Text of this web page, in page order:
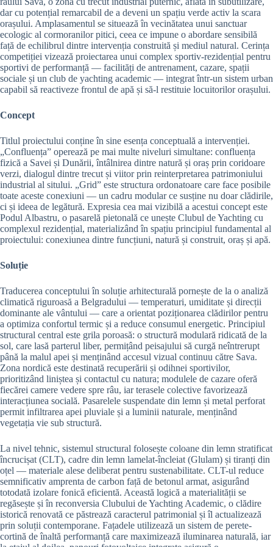
dar cu potențial remarcabil de a deveni un spațiu verde activ la scara
orașului. Amplasamentul se situează în vecinătatea unui sanctuar
ecologic al cormoranilor pitici, ceea ce impune o abordare sensibilă
față de echilibrul dintre intervenția construită și mediul natural. Cerința
competiției vizează proiectarea unui complex sportiv-rezidențial pentru
sportivi de performanță — facilități de antrenament, cazare, spații
sociale și un club de yachting academic — integrat într-un sistem urban
capabil să reactiveze frontul de apă și să-l restituie locuitorilor orașului.
Concept
Titlul proiectului conține în sine esența conceptuală a intervenției.
„Confluența” operează pe mai multe niveluri simultane: confluența
fizică a Savei și Dunării, întâlnirea dintre natură și oraș prin coridoare
verzi, dialogul dintre trecut și viitor prin reinterpretarea patrimoniului
industrial al sitului. „Grid” este structura ordonatoare care face posibile
toate aceste conexiuni — un cadru modular ce susține nu doar clădirile,
ci și ideea de legătură. Expresia cea mai vizibilă a acestui concept este
Podul Albastru, o pasarelă pietonală ce unește Clubul de Yachting cu
complexul rezidențial, materializând în spațiu principiul fundamental al
proiectului: conexiunea dintre funcțiuni, natură și construit, oraș și apă.
Soluție
Traducerea conceptului în soluție arhitecturală pornește de la o analiză
climatică riguroasă a Belgradului — temperaturi, umiditate și direcții
dominante ale vântului — care a orientat poziționarea clădirilor pentru
a optimiza confortul termic și a reduce consumul energetic. Principiul
structural central este grila poroasă: o structură modulară ridicată de la
sol, care lasă parterul liber, permițând peisajului să curgă neîntrerupt
până la malul apei și menținând accesul vizual continuu către Sava.
Zona nordică este destinată recuperării și odihnei sportivilor,
prioritizând liniștea și contactul cu natura; modulele de cazare oferă
fiecărei camere vedere spre râu, iar terasele colective favorizează
interacțiunea socială. Pasarelele suspendate din lemn și metal perforat
permit infiltrarea apei pluviale și a luminii naturale, menținând
vegetația vie sub structură.
La nivel tehnic, sistemul structural folosește coloane din lemn stratificat
încrucișat (CLT), cadre din lemn lamelat-încleiat (Glulam) și tiranți din
oțel — materiale alese deliberat pentru sustenabilitate. CLT-ul reduce
semnificativ amprenta de carbon față de betonul armat, asigurând
totodată izolare fonică eficientă. Această logică a materialității se
regăsește și în reconversia Clubului de Yachting Academic, o clădire
istorică renovată ce păstrează caracterul patrimonial și îl actualizează
prin soluții contemporane. Fațadele utilizează un sistem de perete-
cortină de înaltă performanță care maximizează iluminarea naturală, iar